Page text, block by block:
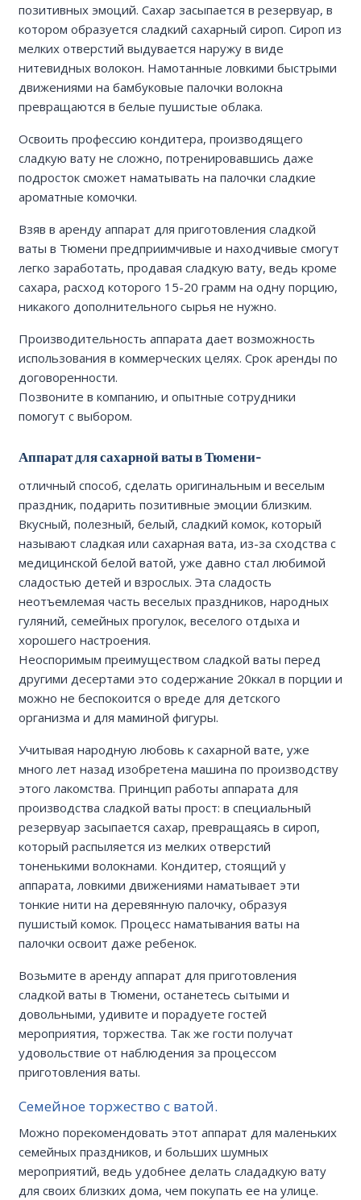
позитивных эмоций. Сахар засыпается в резервуар, в
котором образуется сладкий сахарный сироп. Сироп из
мелких отверстий выдувается наружу в виде
нитевидных волокон. Намотанные ловкими быстрыми
движениями на бамбуковые палочки волокна
превращаются в белые пушистые облака.
Освоить профессию кондитера, производящего
сладкую вату не сложно, потренировавшись даже
подросток сможет наматывать на палочки сладкие
ароматные комочки.
Взяв в аренду аппарат для приготовления сладкой
ваты в Тюмени предприимчивые и находчивые смогут
легко заработать, продавая сладкую вату, ведь кроме
сахара, расход которого 15-20 грамм на одну порцию,
никакого дополнительного сырья не нужно.
Производительность аппарата дает возможность
использования в коммерческих целях. Срок аренды по
договоренности.
Позвоните в компанию, и опытные сотрудники
помогут с выбором.
Аппарат для сахарной ваты в Тюмени-
отличный способ, сделать оригинальным и веселым
праздник, подарить позитивные эмоции близким.
Вкусный, полезный, белый, сладкий комок, который
называют сладкая или сахарная вата, из-за сходства с
медицинской белой ватой, уже давно стал любимой
сладостью детей и взрослых. Эта сладость
неотъемлемая часть веселых праздников, народных
гуляний, семейных прогулок, веселого отдыха и
хорошего настроения.
Неоспоримым преимуществом сладкой ваты перед
другими десертами это содержание 20ккал в порции и
можно не беспокоится о вреде для детского
организма и для маминой фигуры.
Учитывая народную любовь к сахарной вате, уже
много лет назад изобретена машина по производству
этого лакомства. Принцип работы аппарата для
производства сладкой ваты прост: в специальный
резервуар засыпается сахар, превращаясь в сироп,
который распыляется из мелких отверстий
тоненькими волокнами. Кондитер, стоящий у
аппарата, ловкими движениями наматывает эти
тонкие нити на деревянную палочку, образуя
пушистый комок. Процесс наматывания ваты на
палочки освоит даже ребенок.
Возьмите в аренду аппарат для приготовления
сладкой ваты в Тюмени, останетесь сытыми и
довольными, удивите и порадуете гостей
мероприятия, торжества. Так же гости получат
удовольствие от наблюдения за процессом
приготовления ваты.
Семейное торжество с ватой.
Можно порекомендовать этот аппарат для маленьких
семейных праздников, и больших шумных
мероприятий, ведь удобнее делать слададкую вату
для своих близких дома, чем покупать ее на улице.